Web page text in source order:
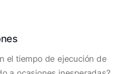
el tiempo de ejecución de